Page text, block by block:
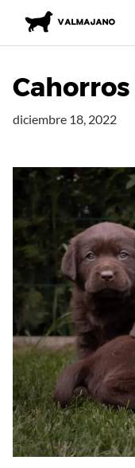
contenido
diciembre 18, 2022